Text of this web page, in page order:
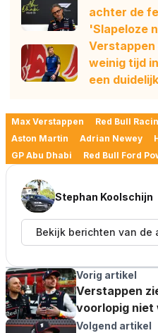
achter de
'Slapeloze
Verstappen
weinig tijd
een
Max Verstappen Red Bull
Aston Martin
Adrian Newey
GP Abu Dhabi
Red Bull Ford
Stephan Koolschijn
Bekijk berichten van de
Vorig artikel
Verstappen
voorlopig niet
wel heel
Volgend artikel